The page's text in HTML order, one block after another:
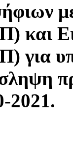
και
για
2021.